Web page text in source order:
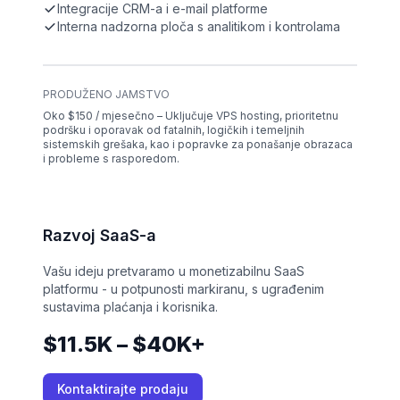
Integracije CRM-a i e-mail platforme
Interna nadzorna ploča s analitikom i kontrolama
PRODUŽENO JAMSTVO
Oko $150 / mjesečno – Uključuje VPS hosting, prioritetnu
podršku i oporavak od fatalnih, logičkih i temeljnih
sistemskih grešaka, kao i popravke za ponašanje obrazaca
i probleme s rasporedom.
Razvoj SaaS-a
Vašu ideju pretvaramo u monetizabilnu SaaS
platformu - u potpunosti markiranu, s ugrađenim
sustavima plaćanja i korisnika.
$11.5K – $40K+
Kontaktirajte prodaju